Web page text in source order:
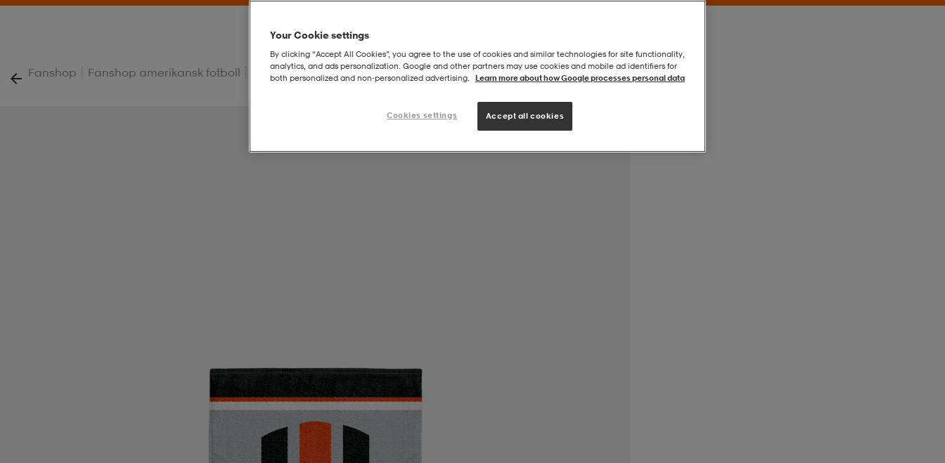
Fanshop | Fanshop amerikansk fotboll Beach Towel Extreme
Your Cookie settings
By clicking “Accept All Cookies”, you agree to the use of cookies and similar technologies for site functionality,
analytics, and ads personalization. Google and other partners may use cookies and mobile ad identifiers for
both personalized and non‑personalized advertising.
Learn more about how Google processes personal data
Cookies settings Accept all cookies